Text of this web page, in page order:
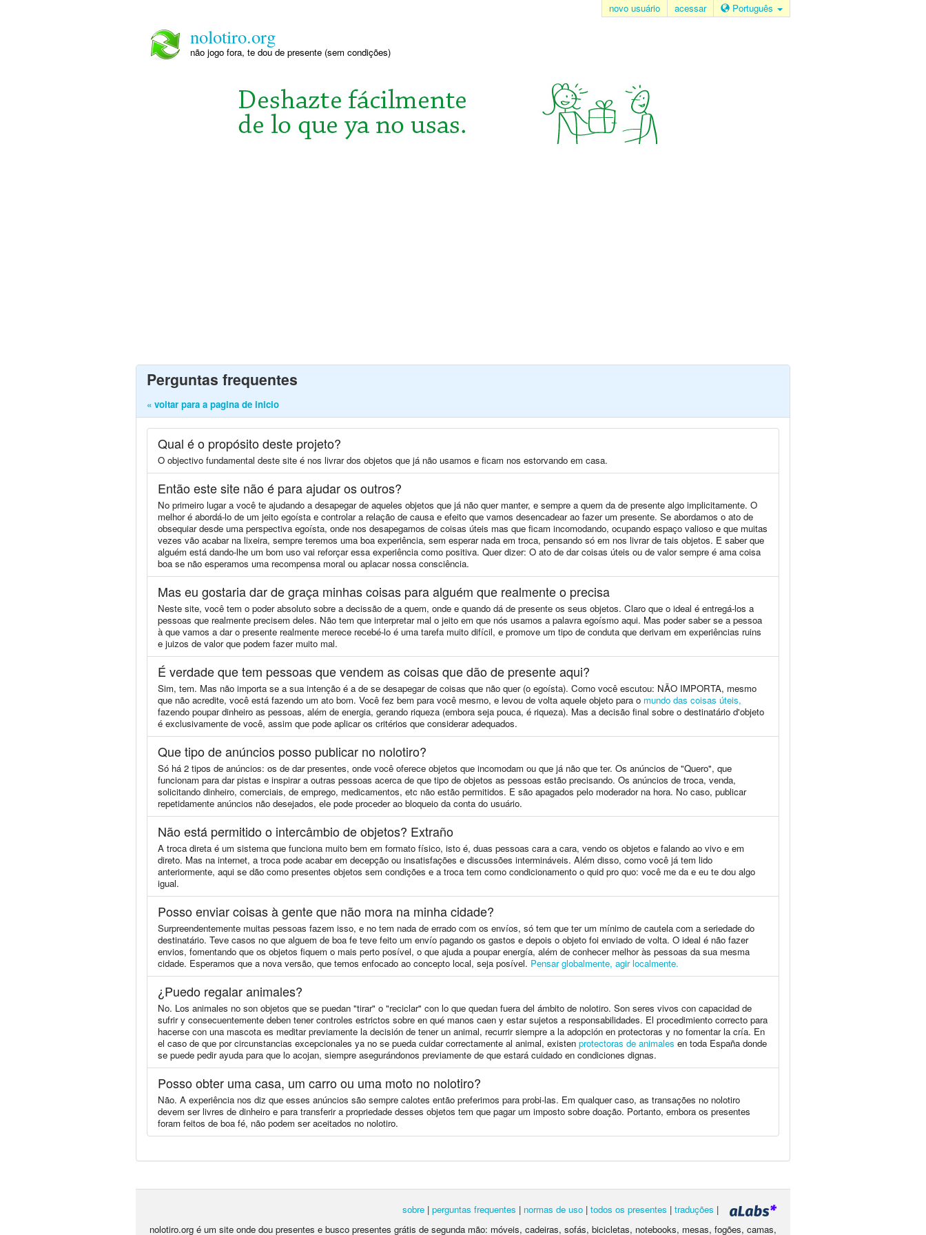
novo usuário acessar Português
nolotiro.org
não jogo fora, te dou de presente (sem condições)
Perguntas frequentes
« voltar para a pagina de inicio
Qual é o propósito deste projeto?
O objectivo fundamental deste site é nos livrar dos objetos que já não usamos e ficam nos estorvando em casa.
Então este site não é para ajudar os outros?
No primeiro lugar a você te ajudando a desapegar de aqueles objetos que já não quer manter, e sempre a quem da de presente algo implicitamente. O
melhor é abordá-lo de um jeito egoísta e controlar a relação de causa e efeito que vamos desencadear ao fazer um presente. Se abordamos o ato de
obsequiar desde uma perspectiva egoísta, onde nos desapegamos de coisas úteis mas que ficam incomodando, ocupando espaço valioso e que muitas
vezes vão acabar na lixeira, sempre teremos uma boa experiência, sem esperar nada em troca, pensando só em nos livrar de tais objetos. E saber que
alguém está dando-lhe um bom uso vai reforçar essa experiência como positiva. Quer dizer: O ato de dar coisas úteis ou de valor sempre é ama coisa
boa se não esperamos uma recompensa moral ou aplacar nossa consciência.
Mas eu gostaria dar de graça minhas coisas para alguém que realmente o precisa
Neste site, você tem o poder absoluto sobre a decissão de a quem, onde e quando dá de presente os seus objetos. Claro que o ideal é entregá-los a
pessoas que realmente precisem deles. Não tem que interpretar mal o jeito em que nós usamos a palavra egoísmo aqui. Mas poder saber se a pessoa
à que vamos a dar o presente realmente merece recebé-lo é uma tarefa muito difícil, e promove um tipo de conduta que derivam em experiências ruins
e juizos de valor que podem fazer muito mal.
É verdade que tem pessoas que vendem as coisas que dão de presente aqui?
Sim, tem. Mas não importa se a sua intenção é a de se desapegar de coisas que não quer (o egoísta). Como você escutou: NÃO IMPORTA, mesmo
que não acredite, você está fazendo um ato bom. Você fez bem para você mesmo, e levou de volta aquele objeto para o mundo das coisas úteis,
fazendo poupar dinheiro as pessoas, além de energia, gerando riqueza (embora seja pouca, é riqueza). Mas a decisão final sobre o destinatário d'objeto
é exclusivamente de você, assim que pode aplicar os critérios que considerar adequados.
Que tipo de anúncios posso publicar no nolotiro?
Só há 2 tipos de anúncios: os de dar presentes, onde você oferece objetos que incomodam ou que já não que ter. Os anúncios de "Quero", que
funcionam para dar pistas e inspirar a outras pessoas acerca de que tipo de objetos as pessoas estão precisando. Os anúncios de troca, venda,
solicitando dinheiro, comerciais, de emprego, medicamentos, etc não estão permitidos. E são apagados pelo moderador na hora. No caso, publicar
repetidamente anúncios não desejados, ele pode proceder ao bloqueio da conta do usuário.
Não está permitido o intercâmbio de objetos? Extraño
A troca direta é um sistema que funciona muito bem em formato físico, isto é, duas pessoas cara a cara, vendo os objetos e falando ao vivo e em
direto. Mas na internet, a troca pode acabar em decepção ou insatisfações e discussões intermináveis. Além disso, como você já tem lido
anteriormente, aqui se dão como presentes objetos sem condições e a troca tem como condicionamento o quid pro quo: você me da e eu te dou algo
igual.
Posso enviar coisas à gente que não mora na minha cidade?
Surpreendentemente muitas pessoas fazem isso, e no tem nada de errado com os envíos, só tem que ter um mínimo de cautela com a seriedade do
destinatário. Teve casos no que alguem de boa fe teve feito um envío pagando os gastos e depois o objeto foi enviado de volta. O ideal é não fazer
envios, fomentando que os objetos fiquem o mais perto posível, o que ajuda a poupar energía, além de conhecer melhor às pessoas da sua mesma
cidade. Esperamos que a nova versão, que temos enfocado ao concepto local, seja posível. Pensar globalmente, agir localmente.
¿Puedo regalar animales?
No. Los animales no son objetos que se puedan "tirar" o "reciclar" con lo que quedan fuera del ámbito de nolotiro. Son seres vivos con capacidad de
sufrir y consecuentemente deben tener controles estrictos sobre en qué manos caen y estar sujetos a responsabilidades. El procedimiento correcto para
hacerse con una mascota es meditar previamente la decisión de tener un animal, recurrir siempre a la adopción en protectoras y no fomentar la cría. En
el caso de que por circunstancias excepcionales ya no se pueda cuidar correctamente al animal, existen protectoras de animales en toda España donde
se puede pedir ayuda para que lo acojan, siempre asegurándonos previamente de que estará cuidado en condiciones dignas.
Posso obter uma casa, um carro ou uma moto no nolotiro?
Não. A experiência nos diz que esses anúncios são sempre calotes então preferimos para probi-las. Em qualquer caso, as transações no nolotiro
devem ser livres de dinheiro e para transferir a propriedade desses objetos tem que pagar um imposto sobre doação. Portanto, embora os presentes
foram feitos de boa fé, não podem ser aceitados no nolotiro.
sobre | perguntas frequentes | normas de uso | todos os presentes | traduções |
nolotiro.org é um site onde dou presentes e busco presentes grátis de segunda mão: móveis, cadeiras, sofás, bicicletas, notebooks, mesas, fogões, camas,